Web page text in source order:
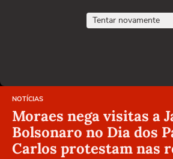
Tentar novamente
NOTÍCIAS
Moraes nega visitas a
Bolsonaro no Dia dos
Carlos protestam nas